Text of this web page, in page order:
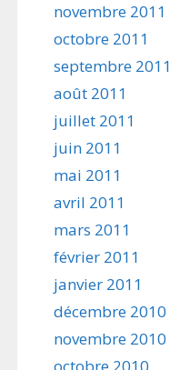
novembre 2011
octobre 2011
septembre 2011
août 2011
juillet 2011
juin 2011
mai 2011
avril 2011
mars 2011
février 2011
janvier 2011
décembre 2010
novembre 2010